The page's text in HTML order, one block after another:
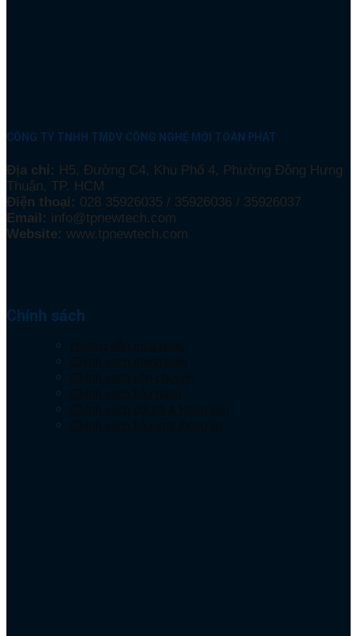
CÔNG TY TNHH TMDV CÔNG NGHỆ MỚI TOÀN PHÁT
Địa chỉ: H5, Đường C4, Khu Phố 4, Phường Đông Hưng
Thuận, TP. HCM
Điện thoại: 028 35926035 / 35926036 / 35926037
Email: info@tpnewtech.com
Website: www.tpnewtech.com
Chính sách